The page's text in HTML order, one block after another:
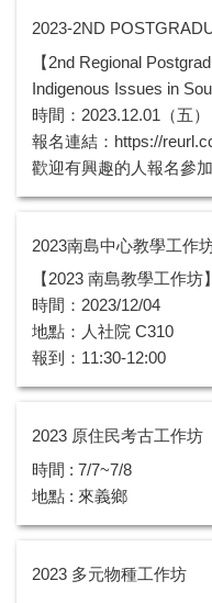
2023-2ND
【2nd Regional
Indigenous Issues in
時間：2023.12.01（五）
報名連結：https://
歡迎有興趣的人報名參加
2023南島中心教學工作
【2023 南島教學工作坊】
時間：2023/12/04
地點：人社院 C310
報到：11:30-12:00
2023 原住民考古工作坊
時間 : 7/7~7/8
地點 : 來義鄉
2023 多元物種工作坊